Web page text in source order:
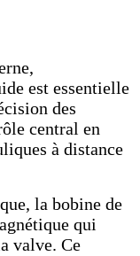
est essentielle
des
central en
à distance
la bobine de
qui
valve. Ce